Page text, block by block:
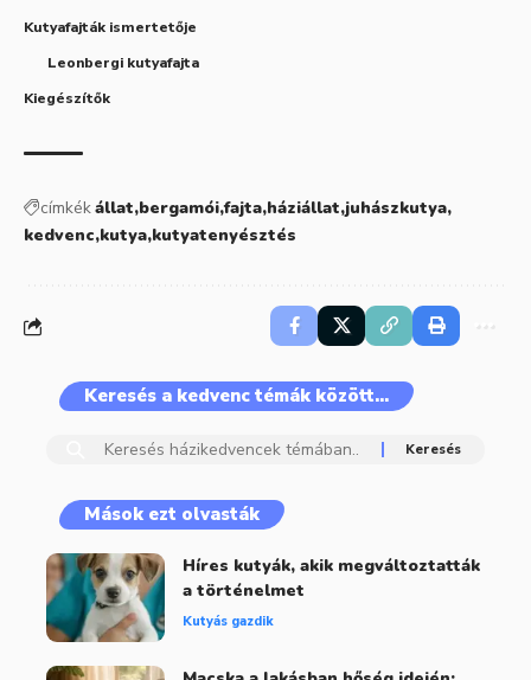
Kutyafajták ismertetője
Leonbergi kutyafajta
Kiegészítők
címkékállat bergamói fajta háziállat juhászkutya
kedvenc kutya kutyatenyésztés
Keresés a kedvenc témák között…
Mások ezt olvasták
Híres kutyák, akik megváltoztatták
a történelmet
Kutyás gazdik